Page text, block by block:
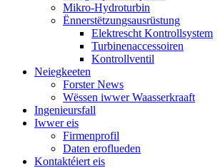
Mikro-Hydroturbin
Ënnerstëtzungsausrüstung
Elektrescht Kontrollsystem
Turbinenaccessoiren
Kontrollventil
Neiegkeeten
Forster News
Wëssen iwwer Waasserkraaft
Ingenieursfall
Iwwer eis
Firmenprofil
Daten eroflueden
Kontaktéiert eis